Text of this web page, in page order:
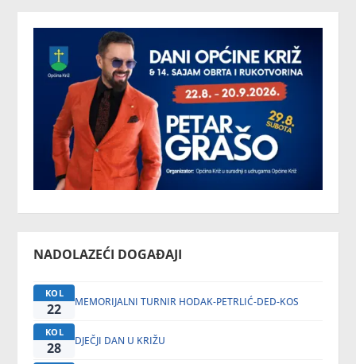
NADOLAZEĆI DOGAĐAJI
KOL
22 MEMORIJALNI TURNIR HODAK-PETRLIĆ-DED-KOS
KOL
28 DJEČJI DAN U KRIŽU